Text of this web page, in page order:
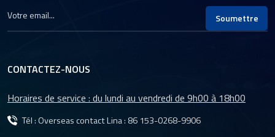
Soumettre
CONTACTEZ-NOUS
Horaires de service : du lundi au vendredi de 9h00 à 18h00
Tél : Overseas contact Lina : 86 153-0268-9906